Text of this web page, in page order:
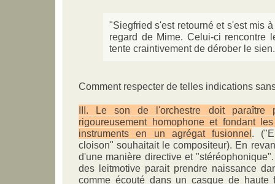
"Siegfried s'est retourné et s'est mis
regard de Mime. Celui-ci rencontre
tente craintivement de dérober le
Comment respecter de telles indications
III. Le son de l'orchestre doit paraître
rigoureusement homophone et fondant
instruments en un agrégat fusionnel.
cloison" souhaitait le compositeur). En
d'une manière directive et
des leitmotive parait prendre naissance
comme écouté dans un casque de haute